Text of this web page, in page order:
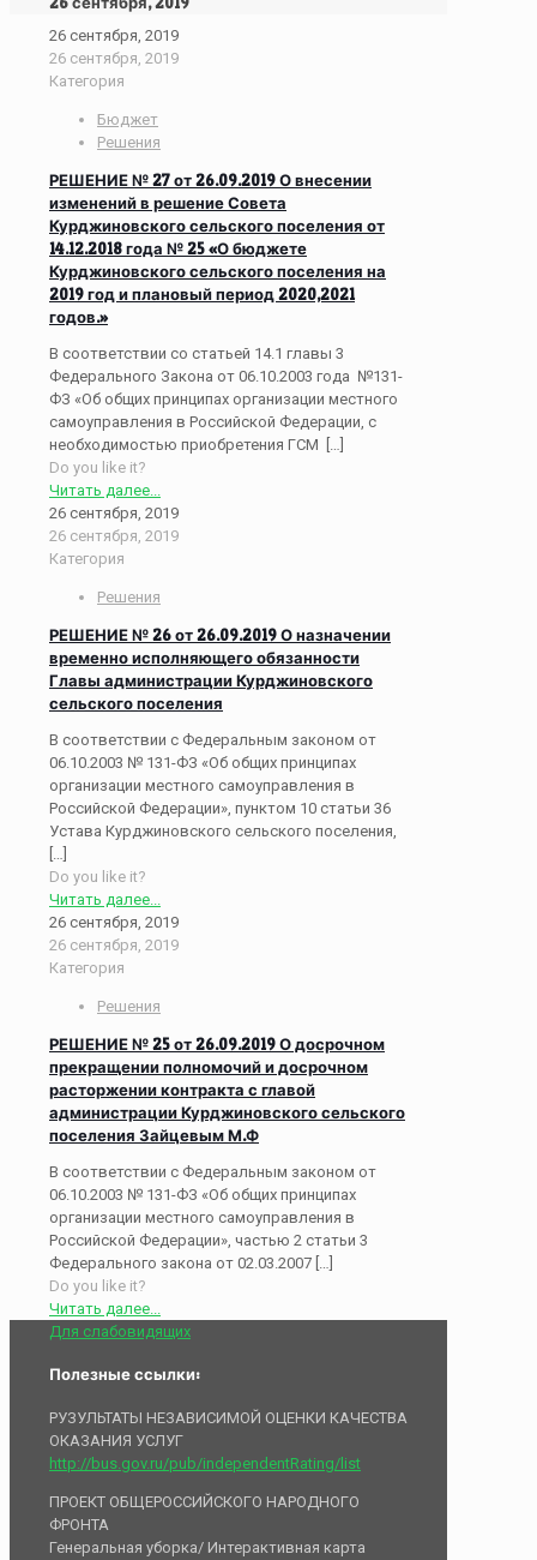
26 сентября, 2019
26 сентября, 2019
Категория
Бюджет
Решения
РЕШЕНИЕ № 27 от 26.09.2019 О внесении
изменений в решение Совета
Курджиновского сельского поселения от
14.12.2018 года № 25 «О бюджете
Курджиновского сельского поселения на
2019 год и плановый период 2020,2021
годов.»
В соответствии со статьей 14.1 главы 3
Федерального Закона от 06.10.2003 года №131-
ФЗ «Об общих принципах организации местного
самоуправления в Российской Федерации, с
необходимостью приобретения ГСМ
[…]
Do you like it?
Читать далее...
26 сентября, 2019
26 сентября, 2019
Категория
Решения
РЕШЕНИЕ № 26 от 26.09.2019 О назначении
временно исполняющего обязанности
Главы администрации Курджиновского
сельского поселения
В соответствии с Федеральным законом от
06.10.2003 № 131-ФЗ «Об общих принципах
организации местного самоуправления в
Российской Федерации», пунктом 10 статьи 36
Устава Курджиновского сельского поселения,
Do you like it?
Читать далее...
26 сентября, 2019
26 сентября, 2019
Категория
Решения
РЕШЕНИЕ № 25 от 26.09.2019 О досрочном
прекращении полномочий и досрочном
расторжении контракта с главой
администрации Курджиновского сельского
поселения Зайцевым М.Ф
В соответствии с Федеральным законом от
06.10.2003 № 131-ФЗ «Об общих принципах
организации местного самоуправления в
Российской Федерации», частью 2 статьи 3
Федерального закона от 02.03.2007
Do you like it?
Читать далее...
Для слабовидящих
Полезные ссылки:
РУЗУЛЬТАТЫ НЕЗАВИСИМОЙ ОЦЕНКИ КАЧЕСТВА
ОКАЗАНИЯ УСЛУГ
http://bus.gov.ru/pub/independentRating/list
ПРОЕКТ ОБЩЕРОССИЙСКОГО НАРОДНОГО
ФРОНТА
Генеральная уборка/ Интерактивная карта